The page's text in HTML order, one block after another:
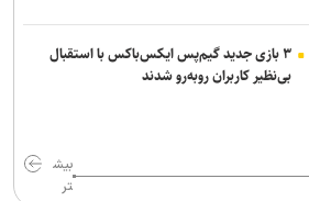
۳ بازی جدید گیم‌پس ایکس‌باکس با استقبال
بی‌نظیر کاربران روبه‌رو شدند
بیش
تر